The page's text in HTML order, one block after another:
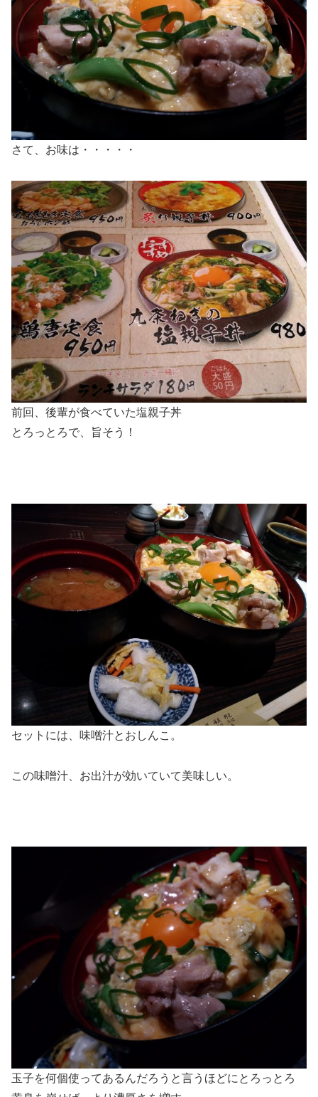
さて、お味は・・・・・
前回、後輩が食べていた塩親子丼
とろっとろで、旨そう！
セットには、味噌汁とおしんこ。
この味噌汁、お出汁が効いていて美味しい。
玉子を何個使ってあるんだろうと言うほどにとろっとろ